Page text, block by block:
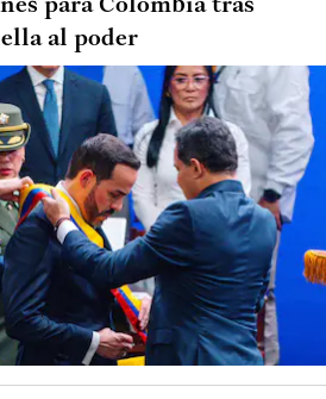
para Colombia tras
al poder